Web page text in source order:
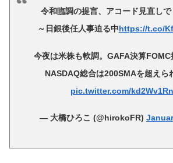
令和臨調の提言、アコード見直し
～日銀後任人事迫る中https://t.co/
今夜は米株も軟調。GAFA決算FOMC
NASDAQ総合は200SMAを超えら
pic.twitter.com/
— 大橋ひろこ (@hirokoFR)